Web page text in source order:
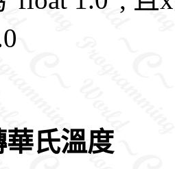
氏溫度